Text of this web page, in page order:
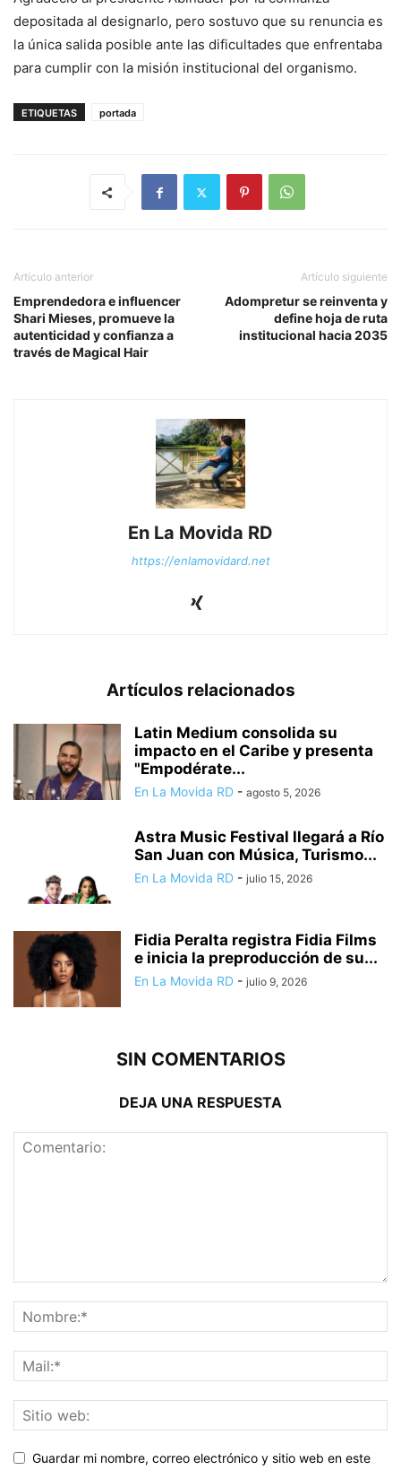
depositada al designarlo, pero sostuvo que su renuncia es
la única salida posible ante las dificultades que enfrentaba
para cumplir con la misión institucional del organismo.
ETIQUETAS portada
Artículo anterior
Emprendedora e influencer
Shari Mieses, promueve la
autenticidad y confianza a
través de Magical Hair
Artículo siguiente
Adompretur se reinventa y
define hoja de ruta
institucional hacia 2035
En La Movida RD
https://enlamovidard.net
Artículos relacionados
Latin Medium consolida su
impacto en el Caribe y presenta
"Empodérate...
En La Movida RD - agosto 5, 2026
Astra Music Festival llegará a Río
San Juan con Música, Turismo...
En La Movida RD - julio 15, 2026
Fidia Peralta registra Fidia Films
e inicia la preproducción de su...
En La Movida RD - julio 9, 2026
SIN COMENTARIOS
DEJA UNA RESPUESTA
Guardar mi nombre, correo electrónico y sitio web en este